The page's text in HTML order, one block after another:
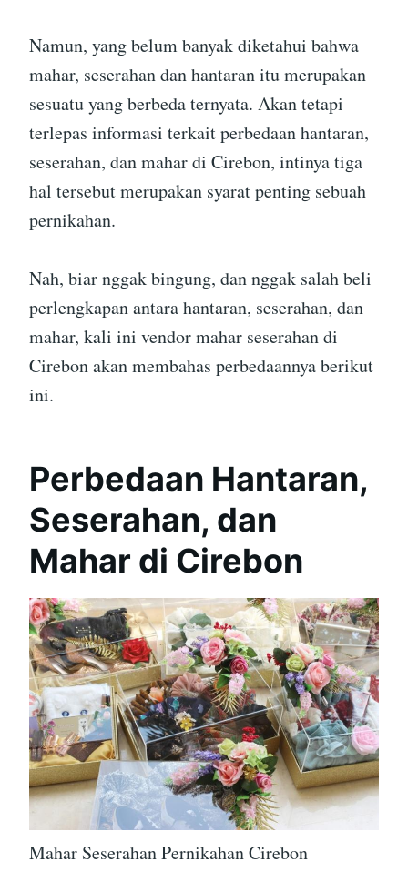
Namun, yang belum banyak diketahui bahwa
mahar, seserahan dan hantaran itu merupakan
sesuatu yang berbeda ternyata. Akan tetapi
terlepas informasi terkait perbedaan hantaran,
seserahan, dan mahar di Cirebon, intinya tiga
hal tersebut merupakan syarat penting sebuah
pernikahan.
Nah, biar nggak bingung, dan nggak salah beli
perlengkapan antara hantaran, seserahan, dan
mahar, kali ini vendor mahar seserahan di
Cirebon akan membahas perbedaannya berikut
ini.
Perbedaan Hantaran,
Seserahan, dan
Mahar di Cirebon
Mahar Seserahan Pernikahan Cirebon